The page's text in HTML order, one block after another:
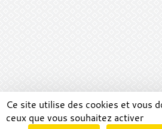
Ce site utilise des cookies et vous
ceux que vous souhaitez activer